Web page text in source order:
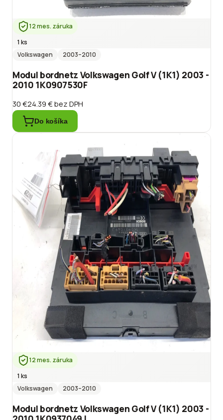
12 mes. záruka
1 ks
Volkswagen
2003–2010
Modul bordnetz Volkswagen Golf V (1K1) 2003 -
2010 1K0907530F
30 €24.39 €bez DPH
Do košíka
12 mes. záruka
1 ks
Volkswagen
2003–2010
Modul bordnetz Volkswagen Golf V (1K1) 2003 -